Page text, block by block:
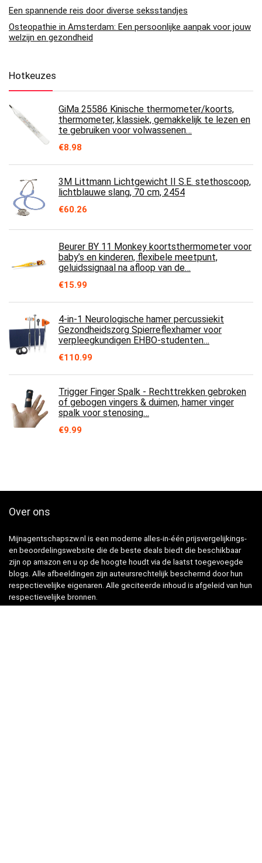
Een spannende reis door diverse seksstandjes
Osteopathie in Amsterdam: Een persoonlijke aanpak voor jouw
welzijn en gezondheid
Hotkeuzes
GiMa 25586 Kinische thermometer/koorts,
thermometer, klassiek, gemakkelijk te lezen en
te gebruiken voor volwassenen…
€8.98
3M Littmann Lichtgewicht II S.E. stethoscoop,
lichtblauwe slang, 70 cm, 2454
€60.26
Beurer BY 11 Monkey koortsthermometer voor
baby’s en kinderen, flexibele meetpunt,
geluidssignaal na afloop van de…
€15.99
4-in-1 Neurologische hamer percussiekit
Gezondheidszorg Spierreflexhamer voor
verpleegkundigen EHBO-studenten…
€110.99
Trigger Finger Spalk - Rechttrekken gebroken
of gebogen vingers & duimen, hamer vinger
spalk voor stenosing…
€9.99
Over ons
Mijnagentschapszw.nl is een moderne alles-in-één prijsvergelijkings-
en beoordelingswebsite die de beste deals biedt die beschikbaar
zijn op amazon en u op de hoogte houdt via de laatst toegevoegde
blogs. Alle afbeeldingen zijn auteursrechtelijk beschermd door hun
respectievelijke eigenaren. Alle geciteerde inhoud is afgeleid van hun
respectievelijke bronnen.